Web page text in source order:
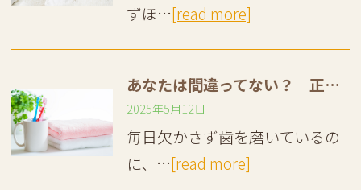
ずほ…[read more]
あなたは間違ってない？ 正しい歯磨きのやり方｜よくある間違った歯磨きの方法とは
2025年5月12日
毎日欠かさず歯を磨いているの
に、…[read more]